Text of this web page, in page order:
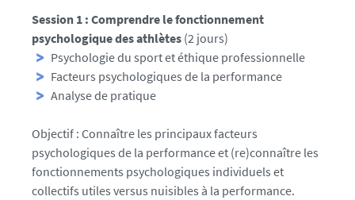
Session 1 : Comprendre le fonctionnement
psychologique des athlètes (2 jours)
Psychologie du sport et éthique professionnelle
Facteurs psychologiques de la performance
Analyse de pratique
Objectif : Connaître les principaux facteurs
psychologiques de la performance et (re)connaître les
fonctionnements psychologiques individuels et
collectifs utiles versus nuisibles à la performance.